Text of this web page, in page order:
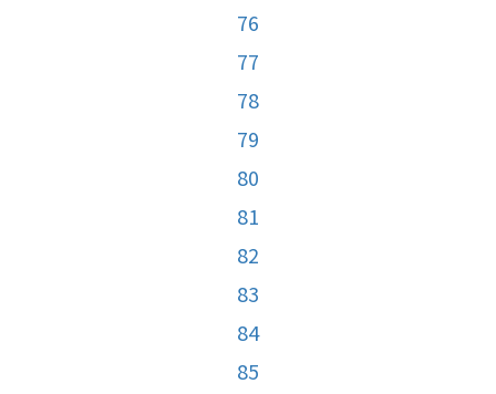
76
77
78
79
80
81
82
83
84
85